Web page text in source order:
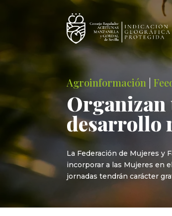
Agroinformación |
Organizan
desarrollo
La Federación de Mujeres y
incorporar a las Mujeres en
jornadas tendrán carácter